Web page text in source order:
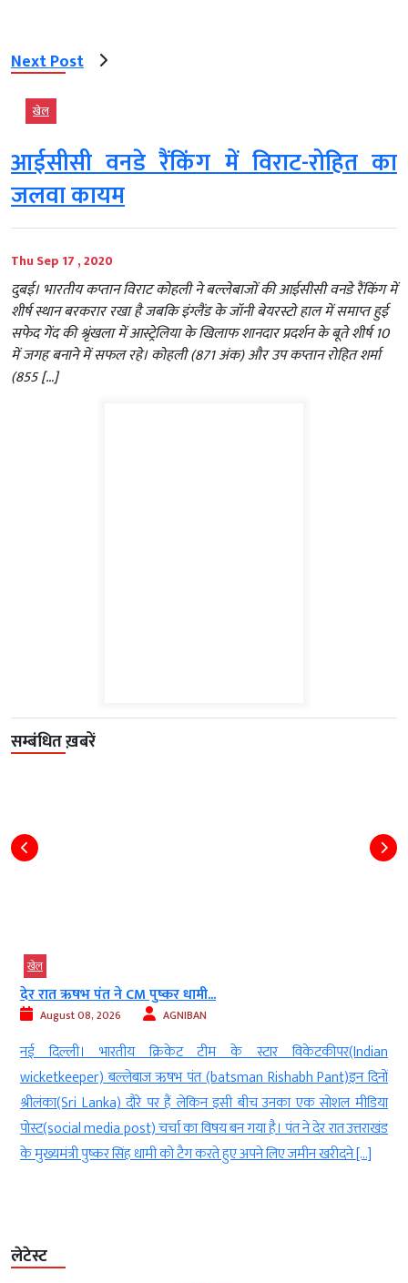
Next Post
खेल
आईसीसी वनडे रैंकिंग में विराट-रोहित का
जलवा कायम
Thu Sep 17 , 2020
दुबई। भारतीय कप्तान विराट कोहली ने बल्लेबाजों की आईसीसी वनडे रैंकिंग में
शीर्ष स्थान बरकरार रखा है जबकि इंग्लैंड के जॉनी बेयरस्टो हाल में समाप्त हुई
सफेद गेंद की श्रृंखला में आस्ट्रेलिया के खिलाफ शानदार प्रदर्शन के बूते शीर्ष 10
में जगह बनाने में सफल रहे। कोहली (871 अंक) और उप कप्तान रोहित शर्मा
(855 […]
सम्बंधित ख़बरें
IPL 2027 में ऑस्ट्रेलियाई दिग्गजों के खेलने पर...
August 09, 2026 AGNIBAN
नई दिल्ली । आईपीएल 2027(IPL 2027) के शुरू होने से काफी पहले
ऑस्ट्रेलियाई खिलाड़ियों (Australian players)की उपलब्धता को लेकर
उठने लगे हैं। ऑस्ट्रेलिया के हेड कोच एंड्रयू मैकडोनाल्ड(Australian
coach Andrew McDonald) के बयान ने इस चर्चा को और हवा दे दी
दरअसल अगले साल ऑस्ट्रेलियाई टीम का इंटरनेशनल शेड्यूल बेहद व्यस्त […]
लेटेस्ट